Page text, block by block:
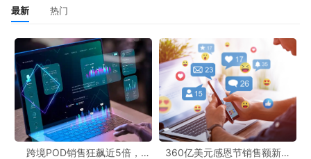
的显著下滑，需要相关商家深入分析原因，调整营销策略。
在这样的巴西电商市场大背景下，POD（Print-on-Demand，按需
印刷）商业模式和POD跨境社区蕴含着巨大的发展潜力。对于想要
进入巴西市场或者开拓更多跨境市场的商家来说，POD模式具有独
特的优势。POD模式允许商家根据客户的订单需求进行定制化生
产，无需提前大量备货，大大降低了库存成本和风险。这对于在巴
西这样市场需求变化较快的地区开展业务尤为重要。
最新 热门
跨境POD销售狂飙近5倍，
360亿美元感恩节销售额新纪